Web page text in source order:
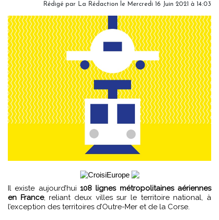
Rédigé par La Rédaction le Mercredi 16 Juin 2021 à 14:03
Il existe aujourd’hui 108 lignes métropolitaines aériennes
en France, reliant deux villes sur le territoire national, à
l’exception des territoires d’Outre-Mer et de la Corse.